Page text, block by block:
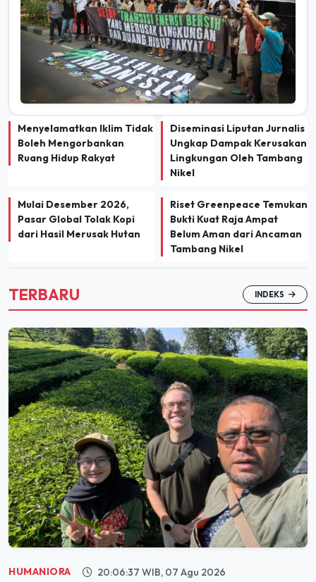
Menyelamatkan Iklim Tidak
Boleh Mengorbankan
Ruang Hidup Rakyat
Diseminasi Liputan Jurnalis
Ungkap Dampak Kerusakan
Lingkungan Oleh Tambang
Nikel
Mulai Desember 2026,
Pasar Global Tolak Kopi
dari Hasil Merusak Hutan
Riset Greenpeace Temukan
Bukti Kuat Raja Ampat
Belum Aman dari Ancaman
Tambang Nikel
TERBARU INDEKS
HUMANIORA 20:06:37 WIB, 07 Agu 2026